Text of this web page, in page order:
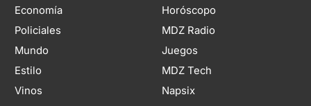
Economía
Policiales
Mundo
Estilo
Vinos
Horóscopo
MDZ Radio
Juegos
MDZ Tech
Napsix